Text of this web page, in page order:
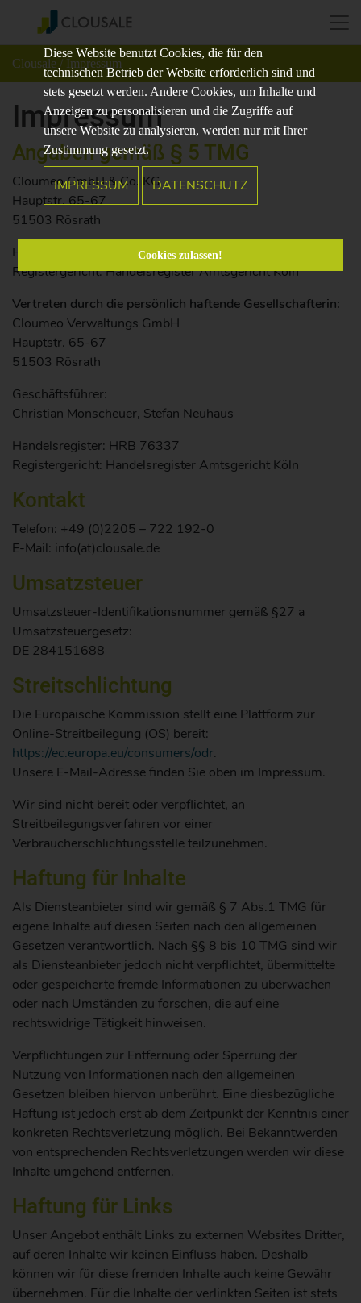
Diese Website benutzt Cookies, die für den
technischen Betrieb der Website erforderlich sind und
stets gesetzt werden. Andere Cookies, um Inhalte und
Anzeigen zu personalisieren und die Zugriffe auf
unsere Website zu analysieren, werden nur mit Ihrer
Zustimmung gesetzt.
IMPRESSUM DATENSCHUTZ
Cookies zulassen!
Clousale / Impressum
Impressum
Angaben gemäß § 5 TMG
Cloumeo GmbH & Co. KG
Hauptstr. 65-67
51503 Rösrath
Handelsregister: HRA 29337
Registergericht: Handelsregister Amtsgericht Köln
Vertreten durch die persönlich haftende Gesellschafterin:
Cloumeo Verwaltungs GmbH
Hauptstr. 65-67
51503 Rösrath
Geschäftsführer:
Christian Monscheuer, Stefan Neuhaus
Handelsregister: HRB 76337
Registergericht: Handelsregister Amtsgericht Köln
Kontakt
Telefon: +49 (0)2205 – 722 192-0
E-Mail: info(at)clousale.de
Umsatzsteuer
Umsatzsteuer-Identifikationsnummer gemäß §27 a
Umsatzsteuergesetz:
DE 284151688
Streitschlichtung
Die Europäische Kommission stellt eine Plattform zur
Online-Streitbeilegung (OS) bereit:
https://ec.europa.eu/consumers/odr.
Unsere E-Mail-Adresse finden Sie oben im Impressum.
Wir sind nicht bereit oder verpflichtet, an
Streitbeilegungsverfahren vor einer
Verbraucherschlichtungsstelle teilzunehmen.
Haftung für Inhalte
Als Diensteanbieter sind wir gemäß § 7 Abs.1 TMG für
eigene Inhalte auf diesen Seiten nach den allgemeinen
Gesetzen verantwortlich. Nach §§ 8 bis 10 TMG sind wir
als Diensteanbieter jedoch nicht verpflichtet, übermittelte
oder gespeicherte fremde Informationen zu überwachen
oder nach Umständen zu forschen, die auf eine
rechtswidrige Tätigkeit hinweisen.
Verpflichtungen zur Entfernung oder Sperrung der
Nutzung von Informationen nach den allgemeinen
Gesetzen bleiben hiervon unberührt. Eine diesbezügliche
Haftung ist jedoch erst ab dem Zeitpunkt der Kenntnis einer
konkreten Rechtsverletzung möglich. Bei Bekanntwerden
von entsprechenden Rechtsverletzungen werden wir diese
Inhalte umgehend entfernen.
Haftung für Links
Unser Angebot enthält Links zu externen Websites Dritter,
auf deren Inhalte wir keinen Einfluss haben. Deshalb
können wir für diese fremden Inhalte auch keine Gewähr
übernehmen. Für die Inhalte der verlinkten Seiten ist stets